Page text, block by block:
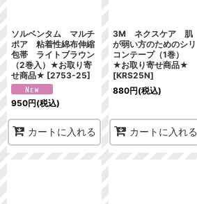
ソルベンタム マルチ
ポア 粘着性綿布伸縮
包帯 ライトブラウン
（2巻入）★お取り寄
せ商品★ [2753-25]
950円(税込)
カートに入れる
3M ネクスケア 肌
が弱い方のためのシリ
コンテープ（1巻）
★お取り寄せ商品★
[KRS25N]
880円(税込)
カートに入れる